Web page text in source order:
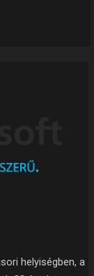
helyiségben, a